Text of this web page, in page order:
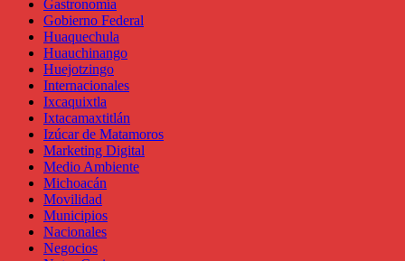
Gastronomía
Gobierno Federal
Huaquechula
Huauchinango
Huejotzingo
Internacionales
Ixcaquixtla
Ixtacamaxtitlán
Izúcar de Matamoros
Marketing Digital
Medio Ambiente
Michoacán
Movilidad
Municipios
Nacionales
Negocios